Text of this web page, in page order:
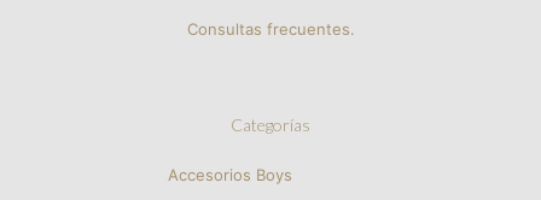
Consultas frecuentes.
Categorías
Accesorios Boys